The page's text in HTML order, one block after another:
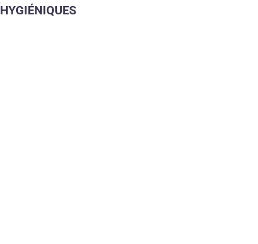
HYGIÉNIQUES